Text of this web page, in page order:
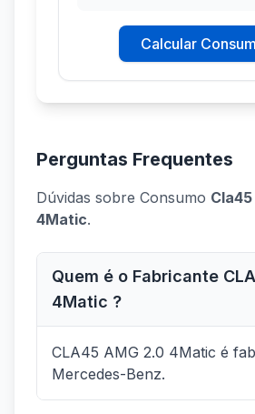
Calcular
Perguntas Frequentes
Dúvidas sobre Consumo
4Matic.
Quem é o Fabricante
4Matic ?
CLA45 AMG 2.0 4Matic é
Mercedes-Benz.